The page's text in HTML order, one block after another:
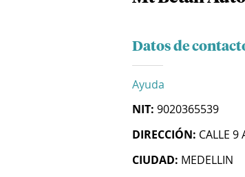
Datos de
Ayuda
NIT: 9020365539
DIRECCIÓN: CALLE 9
CIUDAD: MEDELLIN